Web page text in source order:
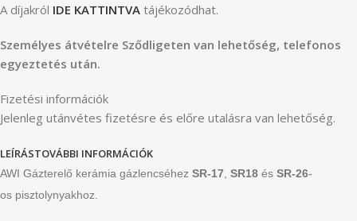
A díjakról IDE KATTINTVA tájékozódhat.
Személyes átvételre Sződligeten van lehetőség, telefonos
egyeztetés után.
Fizetési információk
Jelenleg utánvétes fizetésre és előre utalásra van lehetőség.
LEÍRÁSTOVÁBBI INFORMÁCIÓK
AWI Gázterelő kerámia gázlencséhez SR-17 SR18 és SR-26-
os pisztolynyakhoz.